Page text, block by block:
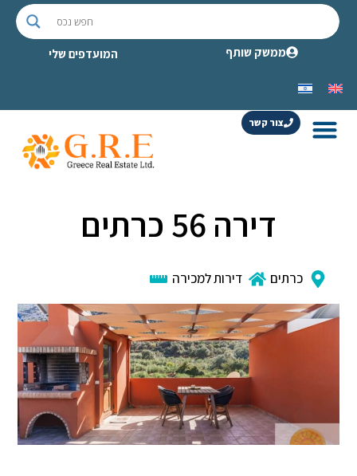
ממשק שותף המועדפים שלי
צור קשר
דירה 56 כרתים
כרתים דירות למכירה